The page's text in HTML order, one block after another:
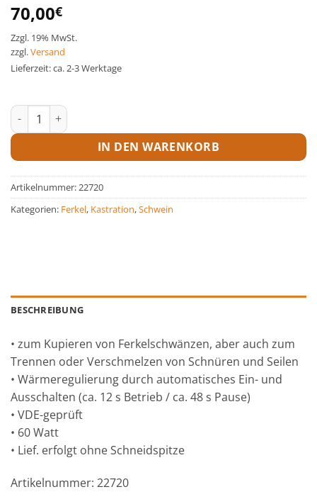
70,00€
Zzgl. 19% MwSt.
zzgl.Versand
Lieferzeit: ca. 2-3 Werktage
Schwanzkupierer Engel ohne Schneidspitze Menge
IN DEN WARENKORB
Artikelnummer: 22720
Kategorien: Ferkel, Kastration,Schwein
BESCHREIBUNG
• zum Kupieren von Ferkelschwänzen, aber auch zum
Trennen oder Verschmelzen von Schnüren und Seilen
• Wärmeregulierung durch automatisches Ein- und
Ausschalten (ca. 12 s Betrieb / ca. 48 s Pause)
• VDE-geprüft
• 60 Watt
• Lief. erfolgt ohne Schneidspitze
Artikelnummer: 22720